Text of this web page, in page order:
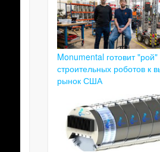
Monumental готовит "рой"
строительных роботов к
рынок США